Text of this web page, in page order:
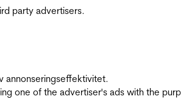
party advertisers.
annonseringseffektivitet.
one of the advertiser's ads with the